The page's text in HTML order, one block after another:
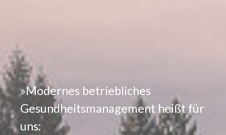
Modernes betriebliches
Gesundheitsmanagement heißt für
uns: